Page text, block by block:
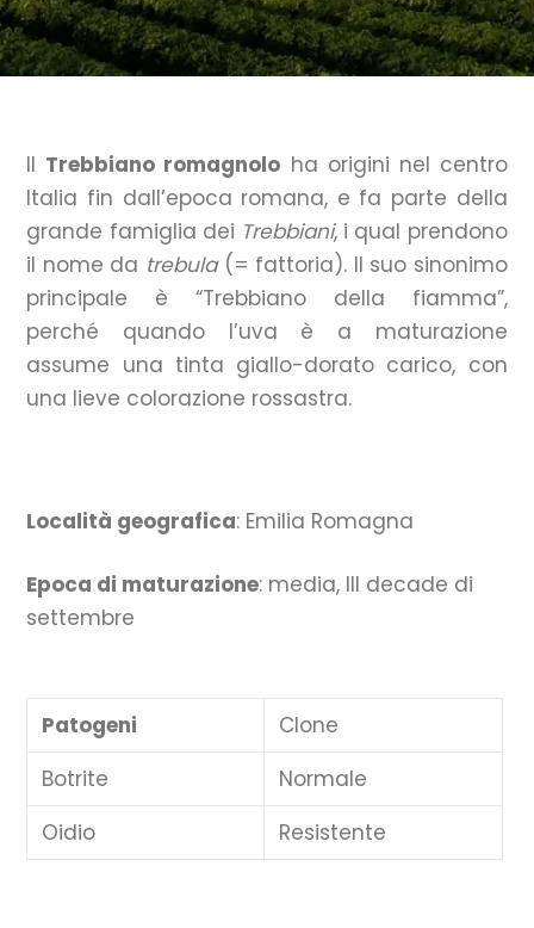
Il Trebbiano romagnolo ha origini nel centro
Italia fin dall’epoca romana, e fa parte della
grande famiglia dei Trebbiani, i qual prendono
il nome da trebula(= fattoria). Il suo sinonimo
principale è “Trebbiano della fiamma”,
perché quando l’uva è a maturazione
assume una tinta giallo-dorato carico, con
una lieve colorazione rossastra.
Località geografica: Emilia Romagna
Epoca di maturazione: media, III decade di
settembre
Patogeni
Clone
Botrite
Normale
Oidio
Resistente